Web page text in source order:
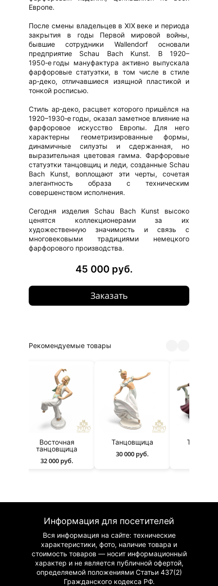
Европе.
После смены владельцев в XIX веке и периода
закрытия в годы Первой мировой войны,
бывшие сотрудники Wallendorf основали
предприятие Schau Bach Kunst. В 1920–
1950‑е годы мануфактура активно выпускала
фарфоровые статуэтки, в том числе в стиле
ар‑деко, отличавшиеся изящной пластикой и
тонкой росписью.
Стиль ар‑деко, расцвет которого пришёлся на
1920–1930‑е годы, оказал заметное влияние на
фарфоровое искусство Европы. Для него
характерны геометризированные формы,
динамичные силуэты и сдержанная, но
выразительная цветовая гамма. Фарфоровые
статуэтки танцовщиц и леди, созданные Schau
Bach Kunst, воплощают эти черты, сочетая
элегантность образа с техническим
совершенством исполнения.
Сегодня изделия Schau Bach Kunst высоко
ценятся коллекционерами за их
художественную значимость и связь с
многовековыми традициями немецкого
фарфорового производства.
45 000 руб.
Заказать
Рекомендуемые товары
Танцовщица
30 000 руб.
Танцовщица
80 000 руб.
Информация для посетителей
Вся информация на сайте: технические
характеристики, фото, наличие товара и
стоимость товаров — носит информационный
характер и не является публичной офертой,
определяемой положениями Статьи 437(2)
Гражданскогокодекса РФ.